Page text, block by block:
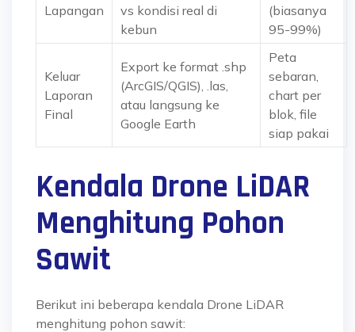
Lapangan
vs kondisi real di
kebun
(biasanya
95-99%)
Keluar
Laporan
Final
Export ke format .shp
(ArcGIS/QGIS), .las,
atau langsung ke
Google Earth
Peta
sebaran,
chart per
blok, file
siap pakai
Kendala Drone LiDAR
Menghitung Pohon
Sawit
Berikut ini beberapa kendala Drone LiDAR
menghitung pohon sawit: